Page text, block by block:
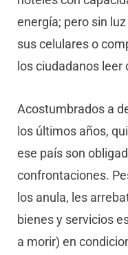
energía; pero sin
sus celulares o
los ciudadanos leer
Acostumbrados a
los últimos años,
ese país son
confrontaciones.
los anula, les
bienes y servicios
a morir) en